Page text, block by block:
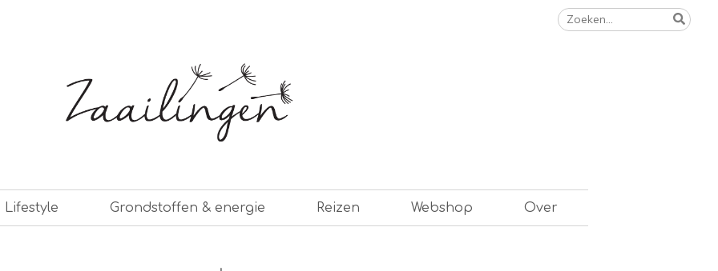
Zoeken
naar:
Lifestyle Grondstoffen & energie Reizen Webshop Over